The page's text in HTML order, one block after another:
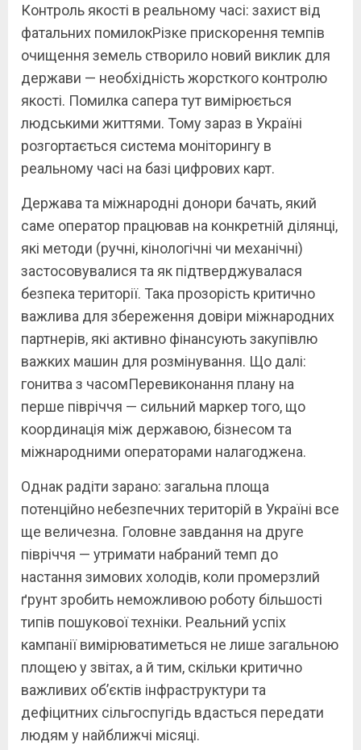
Контроль якості в реальному часі: захист від
фатальних помилокРізке прискорення темпів
очищення земель створило новий виклик для
держави — необхідність жорсткого контролю
якості. Помилка сапера тут вимірюється
людськими життями. Тому зараз в Україні
розгортається система моніторингу в
реальному часі на базі цифрових карт.
Держава та міжнародні донори бачать, який
саме оператор працював на конкретній ділянці,
які методи (ручні, кінологічні чи механічні)
застосовувалися та як підтверджувалася
безпека території. Така прозорість критично
важлива для збереження довіри міжнародних
партнерів, які активно фінансують закупівлю
важких машин для розмінування. Що далі:
гонитва з часомПеревиконання плану на
перше півріччя — сильний маркер того, що
координація між державою, бізнесом та
міжнародними операторами налагоджена.
Однак радіти зарано: загальна площа
потенційно небезпечних територій в Україні все
ще величезна. Головне завдання на друге
півріччя — утримати набраний темп до
настання зимових холодів, коли промерзлий
ґрунт зробить неможливою роботу більшості
типів пошукової техніки. Реальний успіх
кампанії вимірюватиметься не лише загальною
площею у звітах, а й тим, скільки критично
важливих об’єктів інфраструктури та
дефіцитних сільгоспугідь вдасться передати
людям у найближчі місяці.